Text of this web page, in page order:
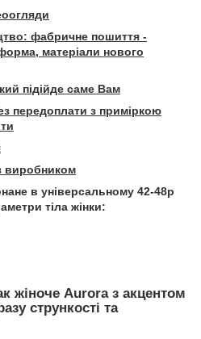
фабричне пошиття -
матеріали нового
підійде саме Вам
передоплати з приміркою
виробником
в універсальному 42-48р
тіла жінки:
жіноче Aurora з акцентом
стрункості та